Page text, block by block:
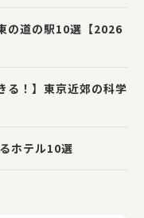
の道の駅10選【2026
る！】東京近郊の科学
ホテル10選